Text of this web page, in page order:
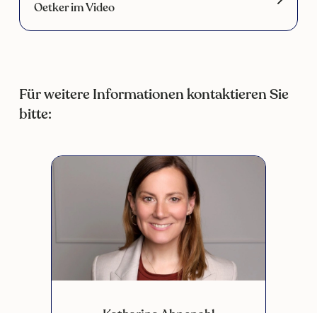
Oetker im Video
Für weitere Informationen kontaktieren Sie
bitte: